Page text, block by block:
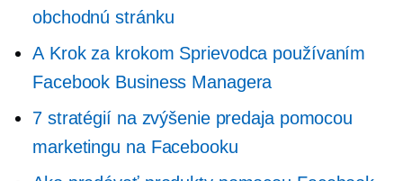
obchodnú stránku
A Krok za krokom Sprievodca používaním
Facebook Business Managera
7 stratégií na zvýšenie predaja pomocou
marketingu na Facebooku